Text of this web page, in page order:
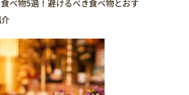
べ物5選！避けるべき食べ物とおす